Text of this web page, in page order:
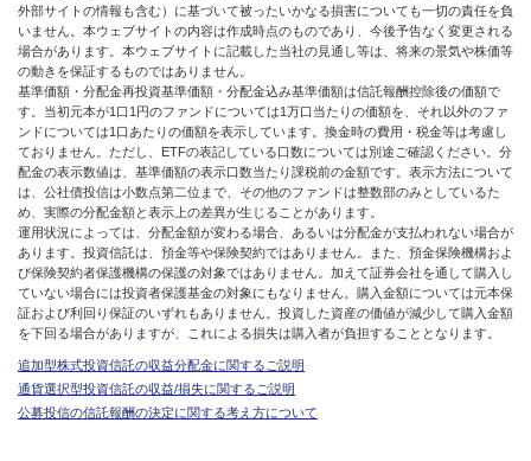
外部サイトの情報も含む）に基づいて被ったいかなる損害についても一切の責任を負
いません。本ウェブサイトの内容は作成時点のものであり、今後予告なく変更される
場合があります。本ウェブサイトに記載した当社の見通し等は、将来の景気や株価等
の動きを保証するものではありません。
基準価額・分配金再投資基準価額・分配金込み基準価額は信託報酬控除後の価額で
す。当初元本が1口1円のファンドについては1万口当たりの価額を、それ以外のファ
ンドについては1口あたりの価額を表示しています。換金時の費用・税金等は考慮し
ておりません。ただし、ETFの表記している口数については別途ご確認ください。分
配金の表示数値は、基準価額の表示口数当たり課税前の金額です。表示方法について
は、公社債投信は小数点第二位まで、その他のファンドは整数部のみとしているた
め、実際の分配金額と表示上の差異が生じることがあります。
運用状況によっては、分配金額が変わる場合、あるいは分配金が支払われない場合が
あります。投資信託は、預金等や保険契約ではありません。また、預金保険機構およ
び保険契約者保護機構の保護の対象ではありません。加えて証券会社を通して購入し
ていない場合には投資者保護基金の対象にもなりません。購入金額については元本保
証および利回り保証のいずれもありません。投資した資産の価値が減少して購入金額
を下回る場合がありますが、これによる損失は購入者が負担することとなります。
追加型株式投資信託の収益分配金に関するご説明
通貨選択型投資信託の収益/損失に関するご説明
公募投信の信託報酬の決定に関する考え方について